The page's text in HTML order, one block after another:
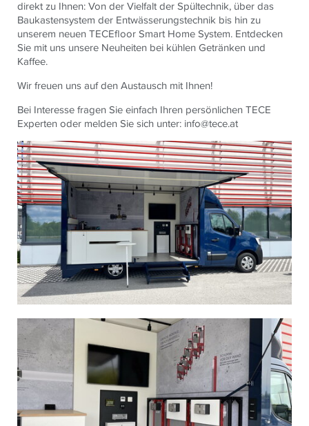
direkt zu Ihnen: Von der Vielfalt der Spültechnik, über das
Baukastensystem der Entwässerungstechnik bis hin zu
unserem neuenTECEfloor Smart Home System. Entdecken
Sie mit uns unsere Neuheiten bei kühlen Getränken und
Kaffee.
Wir freuen uns auf den Austausch mit Ihnen!
Bei Interesse fragen Sie einfach Ihren persönlichenTECE
Experten oder melden Sie sich unter: info@tece.at